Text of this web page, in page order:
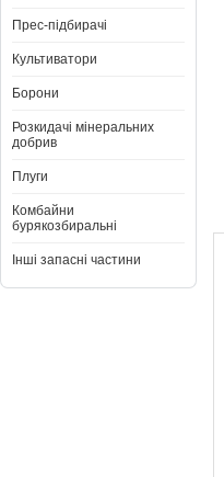
Прес-підбирачі
Культиватори
Борони
Розкидачі мінеральних
добрив
Плуги
Комбайни
бурякозбиральні
Інші запасні частини